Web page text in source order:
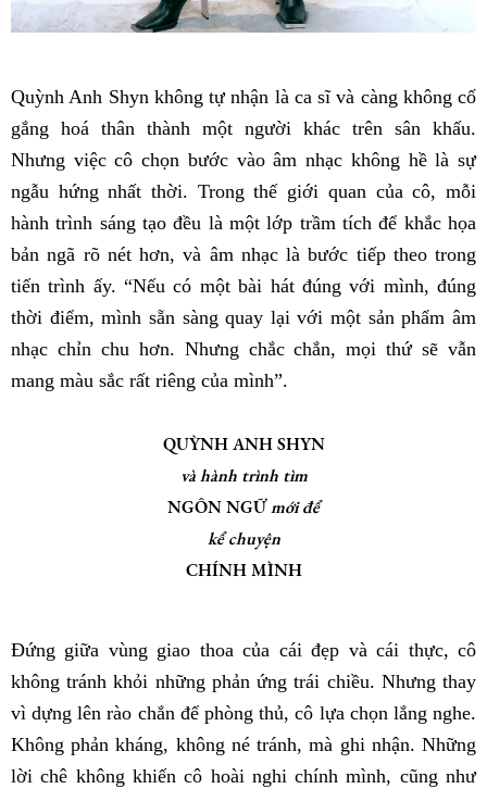
Quỳnh Anh Shyn không tự nhận là ca sĩ và càng không cố
gắng hoá thân thành một người khác trên sân khấu.
Nhưng việc cô chọn bước vào âm nhạc không hề là sự
ngẫu hứng nhất thời. Trong thế giới quan của cô, mỗi
hành trình sáng tạo đều là một lớp trầm tích để khắc họa
bản ngã rõ nét hơn, và âm nhạc là bước tiếp theo trong
tiến trình ấy. “Nếu có một bài hát đúng với mình, đúng
thời điểm, mình sẵn sàng quay lại với một sản phẩm âm
nhạc chỉn chu hơn. Nhưng chắc chắn, mọi thứ sẽ vẫn
mang màu sắc rất riêng của mình”.
QUỲNH ANH SHYN
và hành trình tìm
NGÔN NGỮmới để
kể chuyện
CHÍNH MÌNH
Đứng giữa vùng giao thoa của cái đẹp và cái thực, cô
không tránh khỏi những phản ứng trái chiều. Nhưng thay
vì dựng lên rào chắn để phòng thủ, cô lựa chọn lắng nghe.
Không phản kháng, không né tránh, mà ghi nhận. Những
lời chê không khiến cô hoài nghi chính mình, cũng như